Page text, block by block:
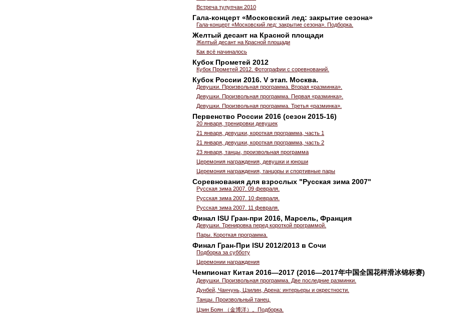
Встреча тулупчан 2010
Гала-концерт «Московский лед: закрытие сезона»
Гала-концерт «Московский лед: закрытие сезона». Подборка.
Желтый десант на Красной площади
Желтый десант на Красной площади
Как всё начиналось
Кубок Прометей 2012
Кубок Прометей 2012. Фотографии с соревнований.
Кубок России 2016. V этап. Москва.
Девушки. Произвольная программа. Вторая «разминка».
Девушки. Произвольная программа. Первая «разминка».
Девушки. Произвольная программа. Третья «разминка».
Первенство России 2016 (сезон 2015-16)
20 января, тренировки девушек
21 января, девушки, короткая программа, часть 1
21 января, девушки, короткая программа, часть 2
23 января, танцы, произвольная программа
Церемония награждения, девушки и юноши
Церемония награждения, танцоры и спортивные пары
Соревнования для взрослых "Русская зима 2007"
Русская зима 2007. 09 февраля.
Русская зима 2007. 10 февраля.
Русская зима 2007. 11 февраля.
Финал ISU Гран-при 2016, Марсель, Франция
Девушки. Тренировка перед короткой программой.
Пары. Короткая программа.
Финал Гран-При ISU 2012/2013 в Сочи
Подборка за субботу
Церемонии награждения
Чемпионат Китая 2016—2017 (2016—2017年中国全国花样滑冰锦标赛)
Девушки. Произвольная программа. Две последние разминки.
Дунбей, Чанчунь, Цзилин, Арена: интерьеры и окрестности.
Танцы. Произвольный танец.
Цзин Боян （金博洋）。Подборка.